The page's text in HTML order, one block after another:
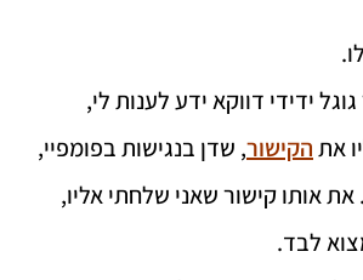
ידידי דווקא ידע לענות לי,
אתהקישור, שדן בנגישות בפומפיי,
את אותו קישור שאני שלחתי אליו,
לבד.